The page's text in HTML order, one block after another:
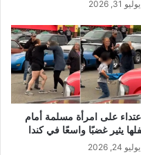
يوليو 31, 2026
على امرأة مسلمة أمام
يثير غضبًا واسعًا في كندا
يوليو 24, 2026